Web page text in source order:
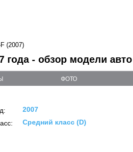
F (2007)
года - обзор модели авто
ФОТО
2007
Средний класс (D)